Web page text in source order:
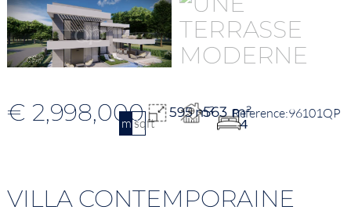
€ 2,998,000
m2sqft
595 m²563 m²
4
96101QP
VILLA CONTEMPORAINE